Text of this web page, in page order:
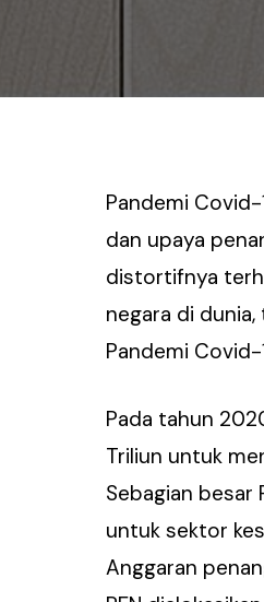
Pandemi
dan upaya
distortifnya
negara di
Pandemi
Pada tahun
Triliun untuk
Sebagian besar
untuk sektor
Anggaran